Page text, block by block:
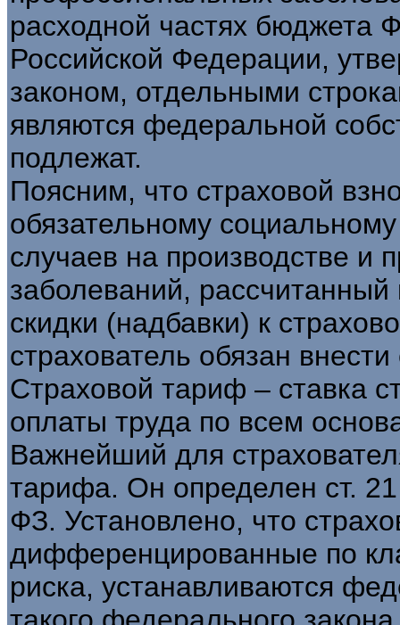
расходной частях бюджета
Российской Федерации,
законом, отдельными
являются федеральной
подлежат.
Поясним, что страховой
обязательному
случаев на производстве и
заболеваний,
скидки (надбавки) к
страхователь обязан
Страховой тариф – ставка
оплаты труда по всем
Важнейший для
тарифа. Он определен ст.
ФЗ. Установлено, что
дифференцированные по
риска, устанавливаются